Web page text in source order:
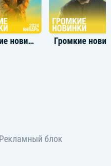
Громкие новинки: Январь 2024